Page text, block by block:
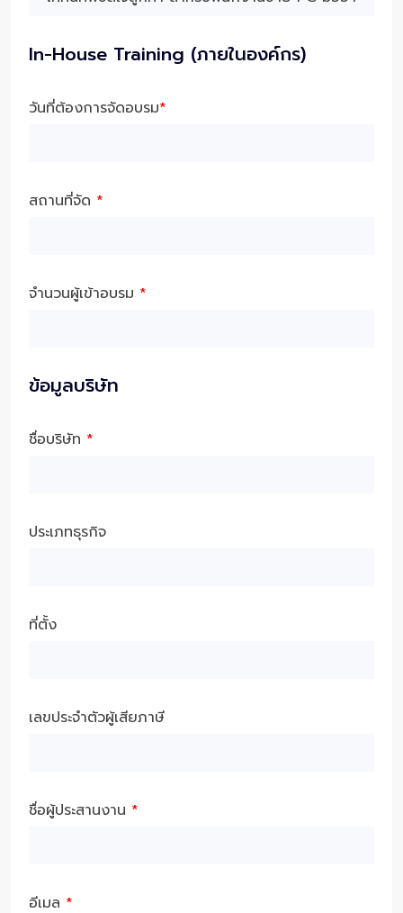
In-House Training (ภายในองค์กร)
วันที่ต้องการจัดอบรม*
สถานที่จัด *
จำนวนผู้เข้าอบรม *
ข้อมูลบริษัท
ชื่อบริษัท *
ประเภทธุรกิจ
ที่ตั้ง
เลขประจำตัวผู้เสียภาษี
ชื่อผู้ประสานงาน *
อีเมล *